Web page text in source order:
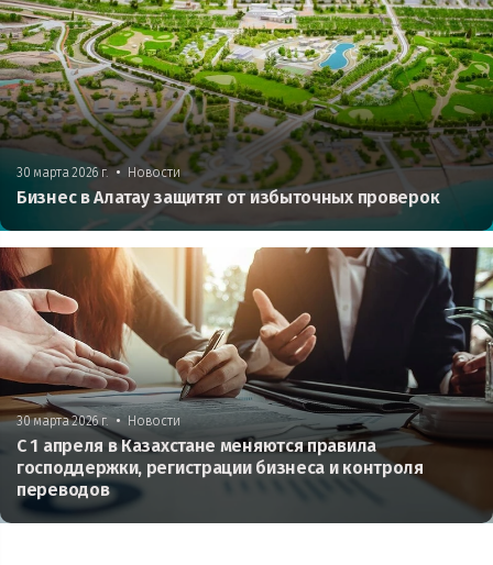
30 марта 2026 г. • Новости
Бизнес в Алатау защитят от избыточных проверок
30 марта 2026 г. • Новости
С 1 апреля в Казахстане меняются правила
господдержки, регистрации бизнеса и контроля
переводов